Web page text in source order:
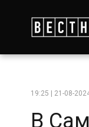
19:25 | 21-08-
В